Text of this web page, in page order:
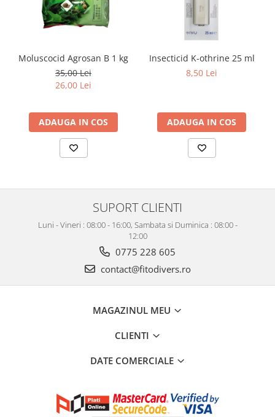
Moluscocid Agrosan B 1 kg
35,00 Lei
26,00 Lei
ADAUGA IN COS
Insecticid K-othrine 25 ml
8,50 Lei
ADAUGA IN COS
SUPORT CLIENTI
Luni - Vineri : 08:00 - 16:00, Sambata si Duminica : 08:00 -
12:00
0775 228 605
contact@fitodivers.ro
MAGAZINUL MEU
CLIENTI
DATE COMERCIALE